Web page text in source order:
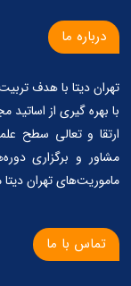
درباره ما
تهران دیتا با هدف
با بهره گیری از
ارتقا و تعالی سطح
مشاور و برگزاری
ماموریت‌های تهران
تماس با ما